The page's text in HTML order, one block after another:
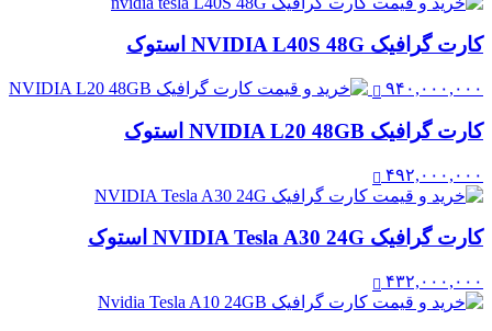
کارت گرافیک NVIDIA L40S 48G استوک
۹۴۰,۰۰۰,۰۰۰
کارت گرافیک NVIDIA L20 48GB استوک
۴۹۲,۰۰۰,۰۰۰
کارت گرافیک NVIDIA Tesla A30 24G استوک
۴۳۲,۰۰۰,۰۰۰